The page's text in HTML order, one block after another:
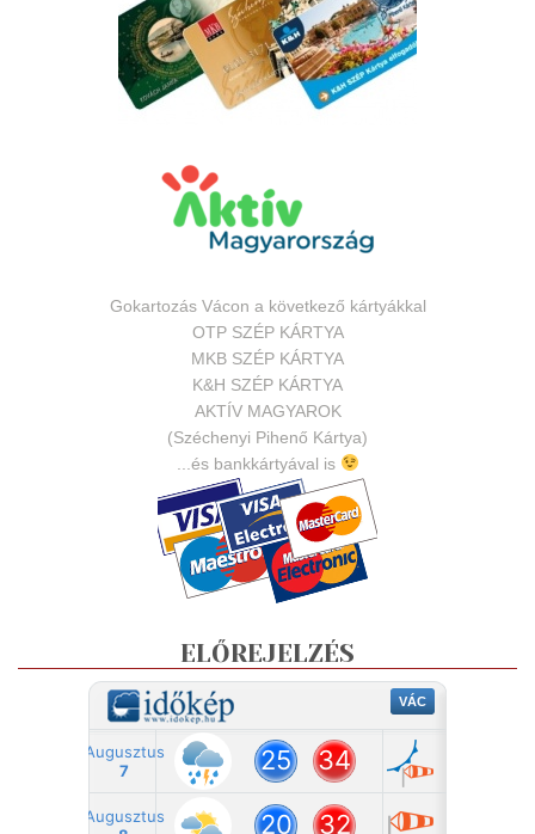
Gokartozás Vácon a következő kártyákkal
OTP SZÉP KÁRTYA
MKB SZÉP KÁRTYA
K&H SZÉP KÁRTYA
AKTÍV MAGYAROK
(Széchenyi Pihenő Kártya)
...és bankkártyával is
ELŐREJELZÉS